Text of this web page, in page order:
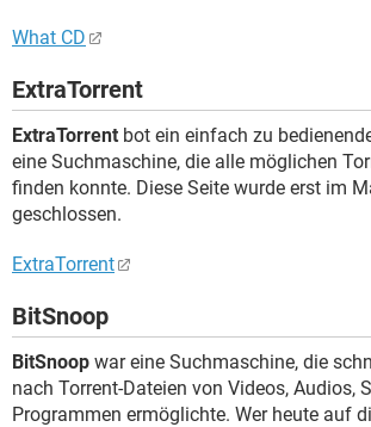
What CD
ExtraTorrent
ExtraTorrent bot ein einfach zu
eine Suchmaschine, die alle möglichen
finden konnte. Diese Seite wurde erst im
geschlossen.
ExtraTorrent
BitSnoop
BitSnoop war eine Suchmaschine, die
nach Torrent-Dateien von Videos, Audios,
Programmen ermöglichte. Wer heute auf